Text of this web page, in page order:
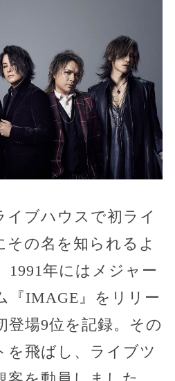
イブハウスで初ライ
その名を知られるよ
1991年にはメジャー
『IMAGE』をリリー
登場9位を記録。その
を飛ばし、ライブツ